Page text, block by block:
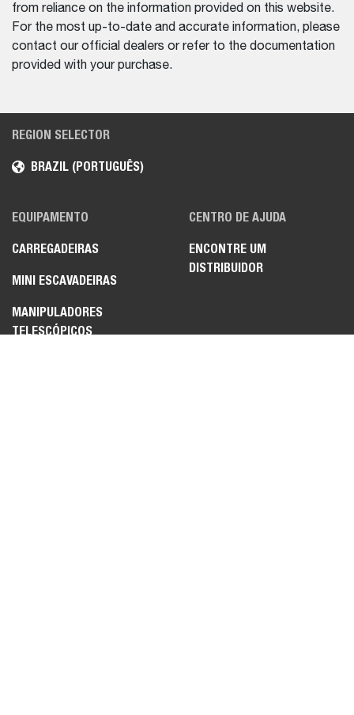
from reliance on the information provided on this website.
For the most up-to-date and accurate information, please
contact our official dealers or refer to the documentation
provided with your purchase.
REGION SELECTOR
BRAZIL (PORTUGUÊS)
EQUIPAMENTO
CARREGADEIRAS
MINI ESCAVADEIRAS
MANIPULADORES
TELESCÓPICOS
CENTRO DE AJUDA
ENCONTRE UM
DISTRIBUIDOR